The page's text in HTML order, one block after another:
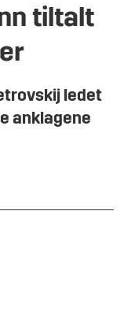
tiltalt
ledet
anklagene